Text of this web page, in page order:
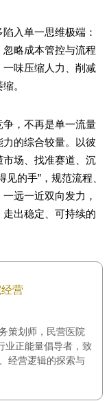
入单一思维极端：
略成本管控与流程
味压缩人力、削减
。
，不再是单一流量
的综合较量。以彼
市场、找准赛道、沉
的手”，规范流程、
远一近双向发力，
出稳定、可持续的
营
策划师，民营医院
业正能量倡导者，致
经营逻辑的探索与